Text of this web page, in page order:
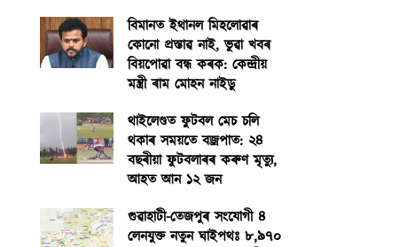
বিমানত ইথানল মিহলোৱাৰ
কোনো প্ৰস্তাৱ নাই, ভুৱা খবৰ
বিয়পোৱা বন্ধ কৰক: কেন্দ্ৰীয়
মন্ত্ৰী ৰাম মোহন নাইডু
থাইলেণ্ডত ফুটবল মেচ চলি
থকাৰ সময়তে বজ্ৰপাত: ২৪
বছৰীয়া ফুটবলাৰৰ কৰুণ মৃত্যু,
আহত আন ১২ জন
গুৱাহাটী-তেজপুৰ সংযোগী ৪
লেনযুক্ত নতুন ঘাইপথঃ ৮,৯৭০